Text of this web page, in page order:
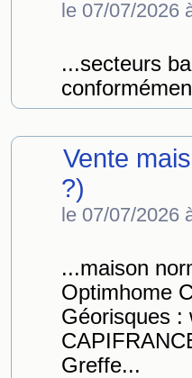
le 07/07/2026
...secteurs
Vente
?)
le 07/07/2026
...maison
Optimhome
Géorisques :
Greffe...